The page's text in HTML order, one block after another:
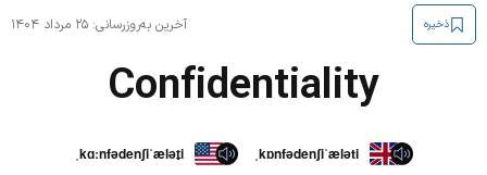
آخرین به‌روزرسانی: ۲۵ مرداد ۱۴۰۴ ذخیره
Confidentiality
ˌkɑːnfədenʃiˈælət̬i ˌkɒnfədenʃiˈæləti